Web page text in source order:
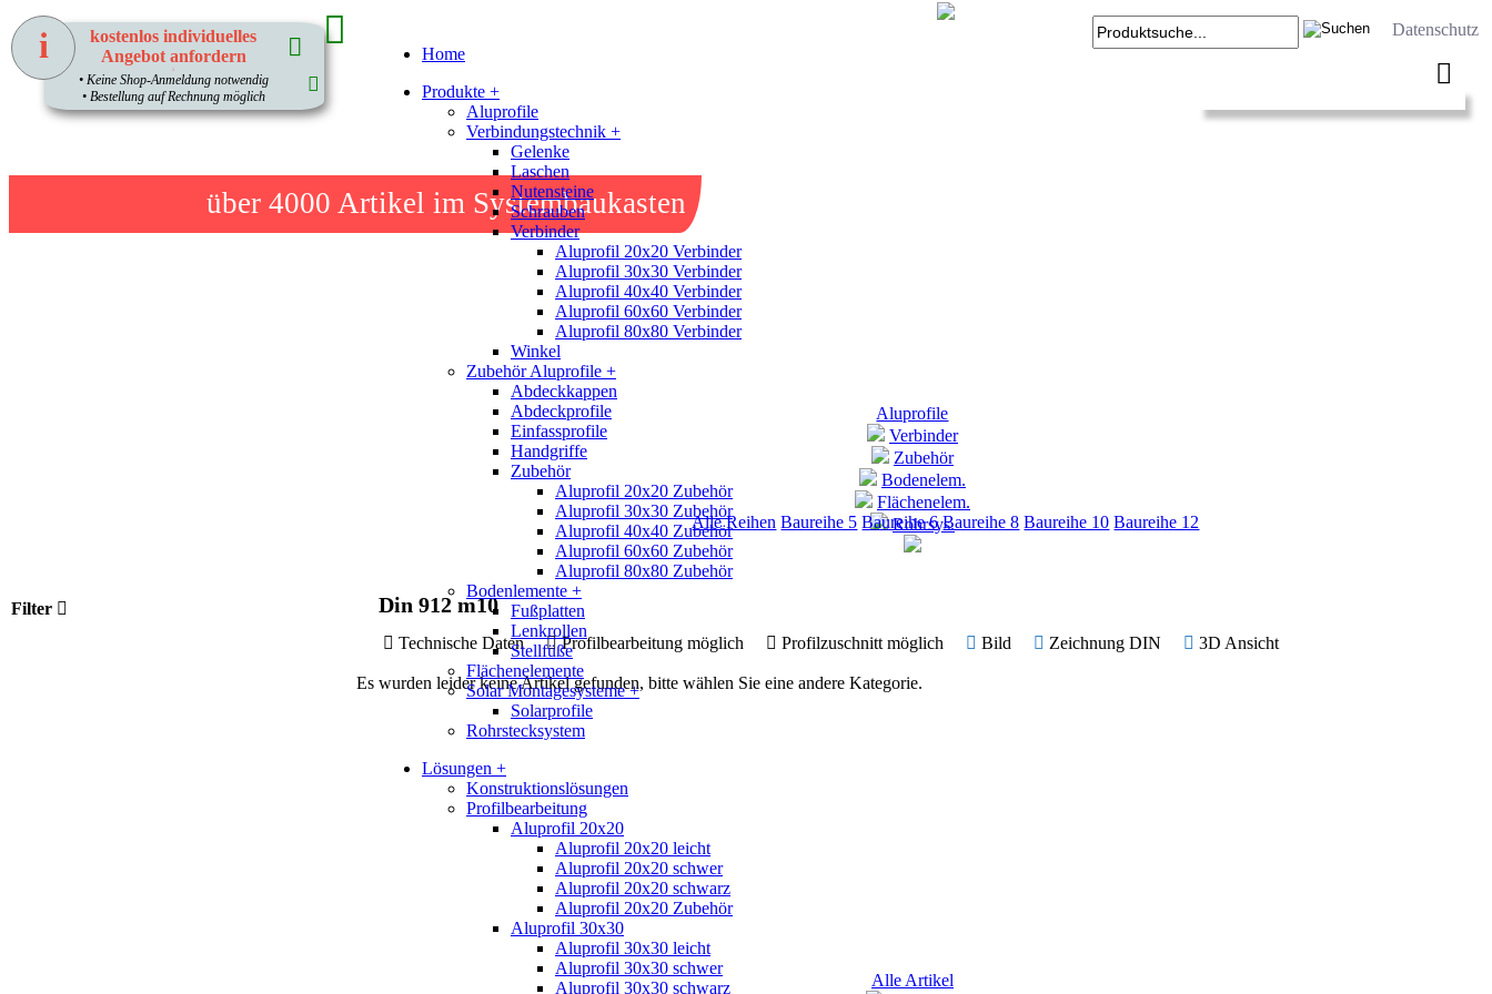
über 4000 Artikel im Systembaukasten
Datenschutz
Home
Produkte +
Aluprofile
Verbindungstechnik +
Gelenke
Laschen
Nutensteine
Schrauben
Verbinder
Aluprofil 20x20 Verbinder
Aluprofil 30x30 Verbinder
Aluprofil 40x40 Verbinder
Aluprofil 60x60 Verbinder
Aluprofil 80x80 Verbinder
Winkel
Zubehör Aluprofile +
Abdeckkappen
Abdeckprofile
Einfassprofile
Handgriffe
Zubehör
Aluprofil 20x20 Zubehör
Aluprofil 30x30 Zubehör
Aluprofil 40x40 Zubehör
Aluprofil 60x60 Zubehör
Aluprofil 80x80 Zubehör
Bodenlemente +
Fußplatten
Lenkrollen
Stellfüße
Flächenelemente
Solar Montagesysteme +
Solarprofile
Rohrstecksystem
Lösungen +
Konstruktionslösungen
Profilbearbeitung
Aluprofil 20x20
Aluprofil 20x20 leicht
Aluprofil 20x20 schwer
Aluprofil 20x20 schwarz
Aluprofil 20x20 Zubehör
Aluprofil 30x30
Aluprofil 30x30 leicht
Aluprofil 30x30 schwer
Aluprofil 30x30 schwarz
Aluprofile
Verbinder
Zubehör
Bodenelem.
Flächenelem.
Rohrsys.
Alle Reihen Baureihe 5 Baureihe 6 Baureihe 8 Baureihe 10 Baureihe 12
Din 912 m10
Technische Daten Profilbearbeitung möglich Profilzuschnitt möglich Bild Zeichnung DIN 3D Ansicht
Es wurden leider keine Artikel gefunden, bitte wählen Sie eine andere Kategorie.
Filter
Alle Artikel
kostenlos individuelles
Angebot anfordern
1
• Keine Shop-Anmeldung notwendig
• Bestellung auf Rechnung möglich
i